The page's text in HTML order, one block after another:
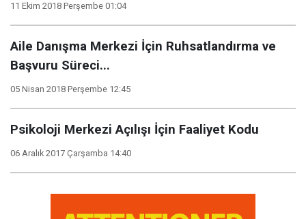
11 Ekim 2018 Perşembe 01:04
Aile Danışma Merkezi İçin Ruhsatlandırma ve
Başvuru Süreci...
05 Nisan 2018 Perşembe 12:45
Psikoloji Merkezi Açılışı İçin Faaliyet Kodu
06 Aralık 2017 Çarşamba 14:40